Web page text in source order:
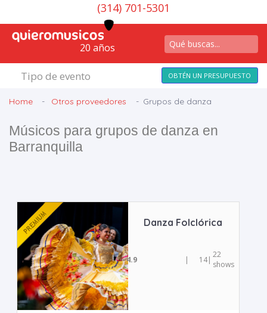
(314) 701-5301
20 años
Tipo de evento OBTÉN UN PRESUPUESTO
Home Otros proveedores Grupos de danza
Músicos para grupos de danza en
Barranquilla
Danza Folclórica
4.9 | 14| 22
shows